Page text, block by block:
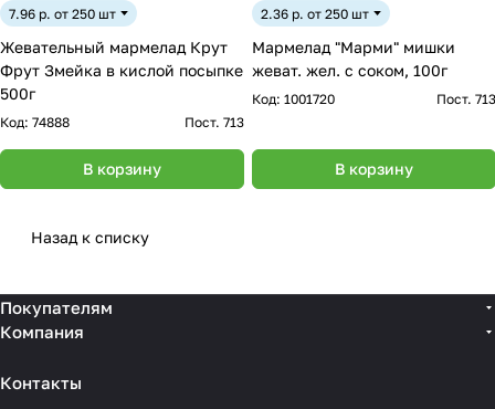
7.96 р. от 250 шт
Жевательный мармелад Крут
Фрут Змейка в кислой посыпке
500г
Код: 74888 Пост. 713
В корзину
2.36 р. от 250 шт
Мармелад "Марми" мишки
жеват. жел. с соком, 100г
Код: 1001720 Пост. 713
В корзину
Назад к списку
Покупателям
Компания
Контакты